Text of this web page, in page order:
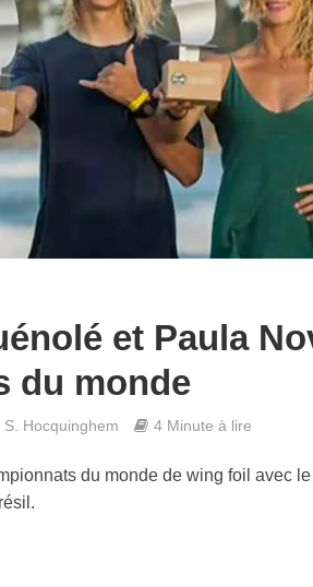
et Paula
du monde
S. Hocquinghem 4 Minute à lire
du monde de wing foil avec